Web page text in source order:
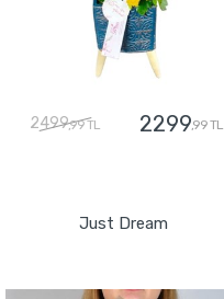
2499,99 TL 2299,99 TL
Just Dream